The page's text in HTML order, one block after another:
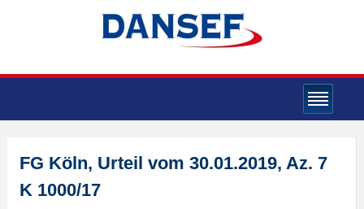
FG Köln, Urteil vom 30.01.2019, Az. 7
K 1000/17